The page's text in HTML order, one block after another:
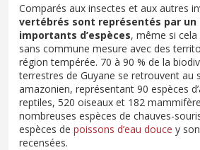
Comparés aux insectes et aux autres
vertébrés sont représentés par un
importants d’espèces, même si
sans commune mesure avec des
région tempérée. 70 à 90 % de la
terrestres de Guyane se retrouvent au
amazonien, représentant 90 espèces
reptiles, 520 oiseaux et 182
nombreuses espèces de chauves-
espèces de poissons d’eau douce y
recensées.